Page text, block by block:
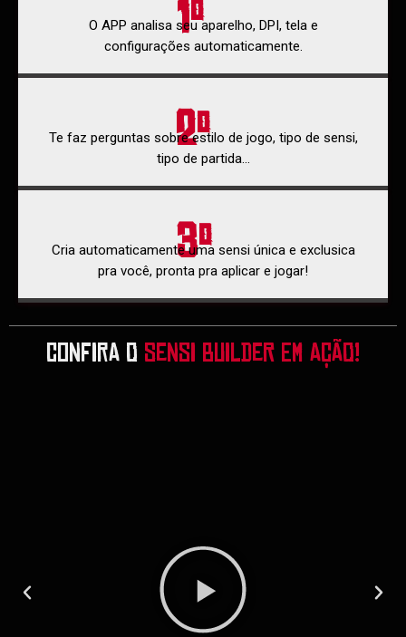
1º
O APP analisa seu aparelho, DPI, tela e
configurações automaticamente.
2º
Te faz perguntas sobre estilo de jogo, tipo de sensi,
tipo de partida…
3º
Cria automaticamente uma sensi única e exclusica
pra você, pronta pra aplicar e jogar!
CONFIRA O SENSI BUILDER EM AÇÃO!